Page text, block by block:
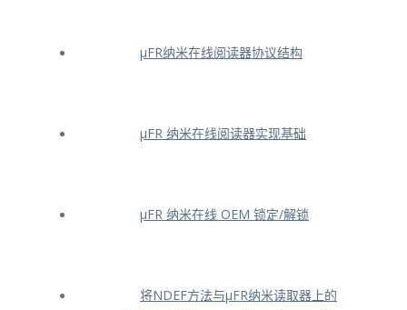
μFR纳米在线阅读器协议结构
μFR 纳米在线阅读器实现基础
μFR 纳米在线 OEM 锁定/解锁
将NDEF方法与μFR纳米读取器上的